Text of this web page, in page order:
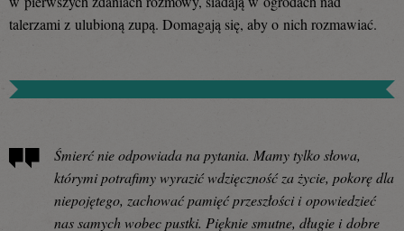
talerzami z ulubioną zupą. Domagają się, aby o nich rozmawiać.
Śmierć nie odpowiada na pytania. Mamy tylko słowa,
którymi potrafimy wyrazić wdzięczność za życie, pokorę dla
niepojętego, zachować pamięć przeszłości i opowiedzieć
nas samych wobec pustki. Pięknie smutne, długie i dobre